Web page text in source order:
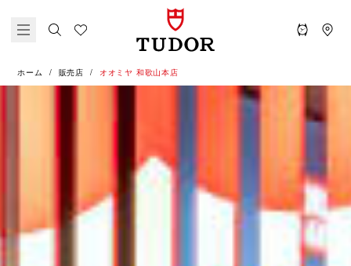
ホーム 販売店 ‭オオミヤ 和歌山本店‬